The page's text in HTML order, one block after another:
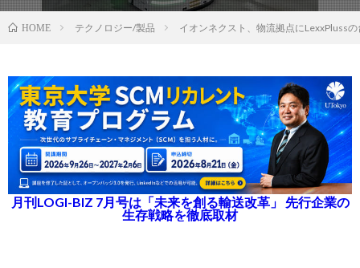
HOME テクノロジー/製品 イオンネクスト、物流拠点にLexxPluss
月刊LOGI-BIZ 7月号は「未来を創る輸送改革」 先行企業の
生存戦略を徹底取材